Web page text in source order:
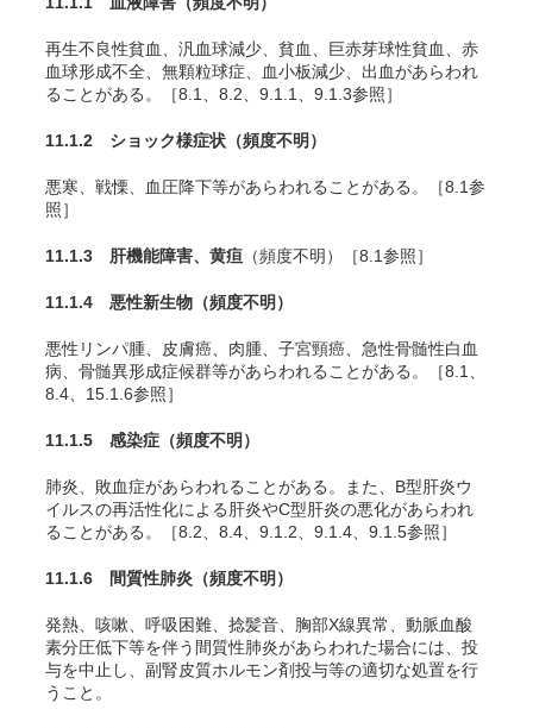
再生不良性貧血、汎血球減少、貧血、巨赤芽球性貧血、赤
血球形成不全、無顆粒球症、血小板減少、出血があらわれ
ることがある。［8.1、8.2、9.1.1、9.1.3参照］
11.1.2 ショック様症状 （頻度不明）
悪寒、戦慄、血圧降下等があらわれることがある 。［8.1参
照］
11.1.3 肝機能障害、黄疸 （頻度不明）［8.1参照］
11.1.4 悪性新生物 （頻度不明）
悪性リンパ腫、皮膚癌、肉腫、子宮頸癌、急性骨髄性白血
病、骨髄異形成症候群等があらわれることがある。［8.1、
8.4、15.1.6参照］
11.1.5 感染症 （頻度不明）
肺炎、敗血症があらわれることがある。また、B型肝炎ウ
イルスの再活性化による肝炎やC型肝炎の悪化があらわれ
ることがある。［8.2、8.4、9.1.2、9.1.4、9.1.5参照］
11.1.6 間質性肺炎 （頻度不明）
発熱、咳嗽、呼吸困難、捻髪音、胸部X線異常、動脈血酸
素分圧低下等を伴う間質性肺炎があらわれた場合には、投
与を中止し、副腎皮質ホルモン剤投与等の適切な処置を行
うこと。